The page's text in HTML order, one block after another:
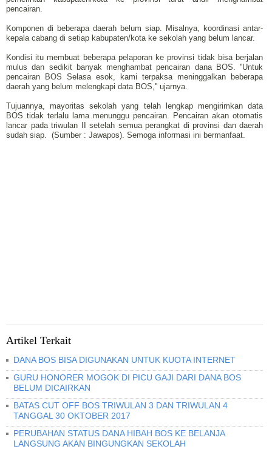
pencairan.
Komponen di beberapa daerah belum siap. Misalnya, koordinasi antar-
kepala cabang di setiap kabupaten/kota ke sekolah yang belum lancar.
Kondisi itu membuat beberapa pelaporan ke provinsi tidak bisa berjalan
mulus dan sedikit banyak menghambat pencairan dana BOS. ''Untuk
pencairan BOS Selasa esok, kami terpaksa meninggalkan beberapa
daerah yang belum melengkapi data BOS,'' ujarnya.
Tujuannya, mayoritas sekolah yang telah lengkap mengirimkan data
BOS tidak terlalu lama menunggu pencairan. Pencairan akan otomatis
lancar pada triwulan II setelah semua perangkat di provinsi dan daerah
sudah siap. (Sumber : Jawapos). Semoga informasi ini bermanfaat.
Artikel Terkait
DANA BOS BISA DIGUNAKAN UNTUK KUOTA INTERNET
GURU HONORER MOGOK DI PICU GAJI DARI DANA BOS
BELUM DICAIRKAN
BATAS CUT OFF BOS TRIWULAN 3 DAN TRIWULAN 4
TANGGAL 30 OKTOBER 2017
PERUBAHAN STATUS DANA HIBAH BOS KE BELANJA
LANGSUNG AKAN BINGUNGKAN SEKOLAH